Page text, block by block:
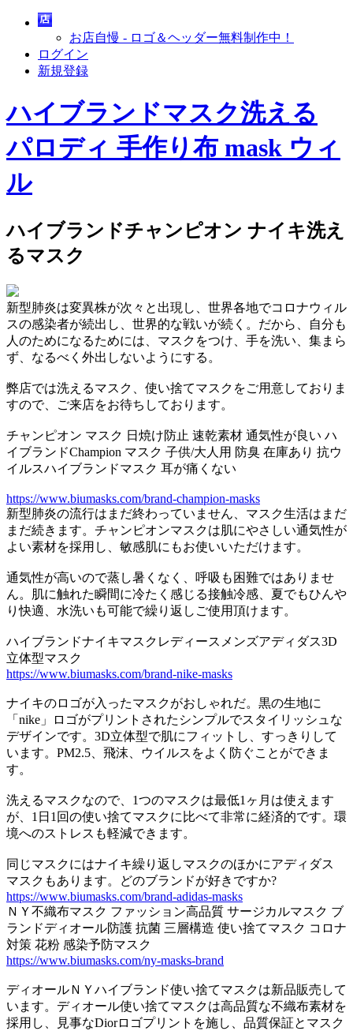
お店自慢 - ロゴ＆ヘッダー無料制作中！
ログイン
新規登録
ハイブランドマスク洗える
パロディ 手作り布 mask ウィ
ル
ハイブランドチャンピオン ナイキ洗え
るマスク
新型肺炎は変異株が次々と出現し、世界各地でコロナウィル
スの感染者が続出し、世界的な戦いが続く。だから、自分も
人のためになるためには、マスクをつけ、手を洗い、集まら
ず、なるべく外出しないようにする。
弊店では洗えるマスク、使い捨てマスクをご用意しておりま
すので、ご来店をお待ちしております。
チャンピオン マスク 日焼け防止 速乾素材 通気性が良い ハ
イブランドChampion マスク 子供/大人用 防臭 在庫あり 抗ウ
イルスハイブランドマスク 耳が痛くない
https://www.biumasks.com/brand-champion-masks
新型肺炎の流行はまだ終わっていません、マスク生活はまだ
まだ続きます。チャンピオンマスクは肌にやさしい通気性が
よい素材を採用し、敏感肌にもお使いいただけます。
通気性が高いので蒸し暑くなく、呼吸も困難ではありませ
ん。肌に触れた瞬間に冷たく感じる接触冷感、夏でもひんや
り快適、水洗いも可能で繰り返しご使用頂けます。
ハイブランドナイキマスクレディースメンズアディダス3D
立体型マスク
https://www.biumasks.com/brand-nike-masks
ナイキのロゴが入ったマスクがおしゃれだ。黒の生地に
「nike」ロゴがプリントされたシンプルでスタイリッシュな
デザインです。3D立体型で肌にフィットし、すっきりして
います。PM2.5、飛沫、ウイルスをよく防ぐことができま
す。
洗えるマスクなので、1つのマスクは最低1ヶ月は使えます
が、1日1回の使い捨てマスクに比べて非常に経済的です。環
境へのストレスも軽減できます。
同じマスクにはナイキ繰り返しマスクのほかにアディダス
マスクもあります。どのブランドが好きですか?
https://www.biumasks.com/brand-adidas-masks
ＮＹ不織布マスク ファッション高品質 サージカルマスク ブ
ランドディオール防護 抗菌 三層構造 使い捨てマスク コロナ
対策 花粉 感染予防マスク
https://www.biumasks.com/ny-masks-brand
ディオールＮＹハイブランド使い捨てマスクは新品販売して
います。ディオール使い捨てマスクは高品質な不織布素材を
採用し、見事なDiorロゴプリントを施し、品質保証とマスク